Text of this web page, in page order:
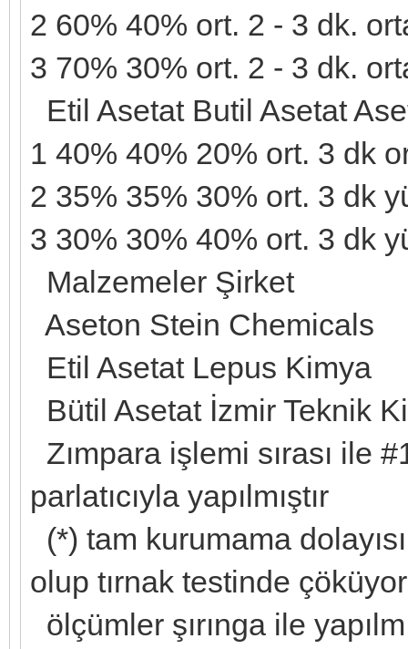
2 60% 40% ort. 2 - 3 dk.
3 70% 30% ort. 2 - 3 dk.
Etil Asetat Butil Asetat
1 40% 40% 20% ort. 3 dk
2 35% 35% 30% ort. 3 dk
3 30% 30% 40% ort. 3 dk
Malzemeler Şirket
Aseton Stein Chemicals
Etil Asetat Lepus Kimya
Bütil Asetat İzmir Teknik
Zımpara işlemi sırası ile
parlatıcıyla yapılmıştır
(*) tam kurumama
olup tırnak testinde
ölçümler şırınga ile